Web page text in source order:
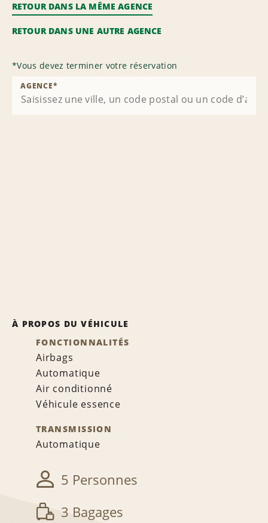
RETOUR DANS LA MÊME AGENCE
RETOUR DANS UNE AUTRE AGENCE
*Vous devez terminer votre réservation
AGENCE*
À PROPOS DU VÉHICULE
FONCTIONNALITÉS
Airbags
Automatique
Air conditionné
Véhicule essence
TRANSMISSION
Automatique
5 Personnes
3 Bagages